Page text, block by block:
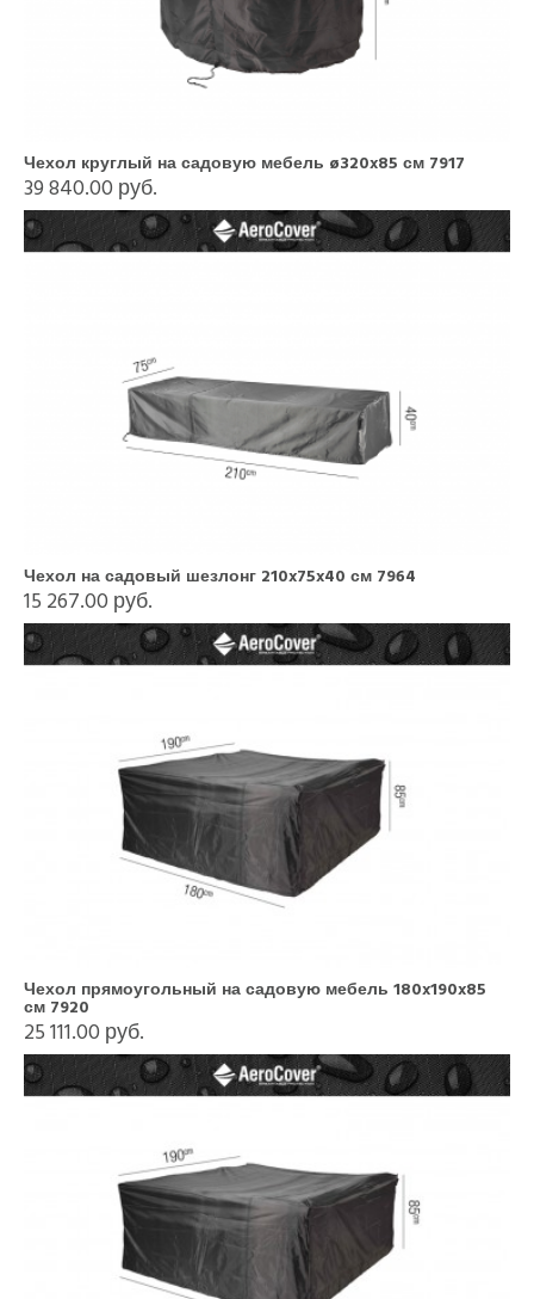
Чехол круглый на садовую мебель ø320x85 см 7917
39 840.00 руб.
Чехол на садовый шезлонг 210x75x40 см 7964
15 267.00 руб.
Чехол прямоугольный на садовую мебель 180x190x85
см 7920
25 111.00 руб.